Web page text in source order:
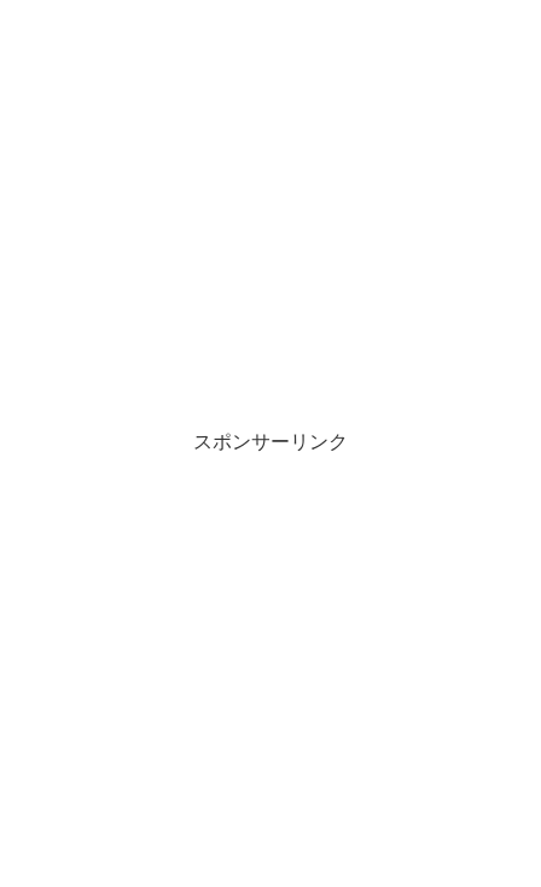
スポンサーリンク